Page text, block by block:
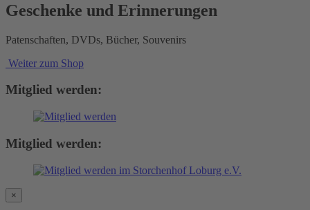
Geschenke und Erinnerungen
Patenschaften, DVDs, Bücher, Souvenirs
Weiter zum Shop
Mitglied werden:
Mitglied werden:
×